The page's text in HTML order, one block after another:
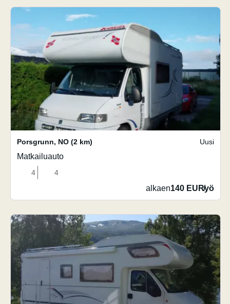
Porsgrunn, NO (2 km) Uusi
Matkailuauto
4 4
alkaen140 EUR/yö